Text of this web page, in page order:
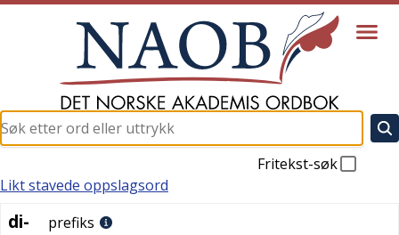
Fritekst-søk
di-
Likt stavede oppslagsord
di- prefiks